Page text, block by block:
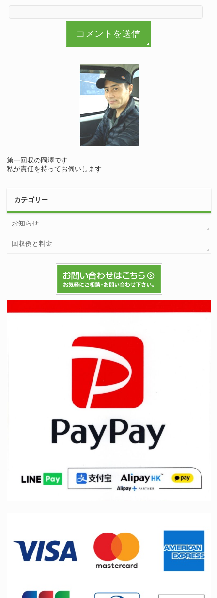
第一回収の岡澤です
私が責任を持ってお伺いします
カテゴリー
お知らせ
回収例と料金